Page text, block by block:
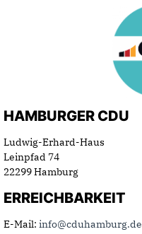
HAMBURGER CDU
Ludwig-Erhard-Haus
Leinpfad 74
22299 Hamburg
ERREICHBARKEIT
E-Mail: info@cduhamburg.de